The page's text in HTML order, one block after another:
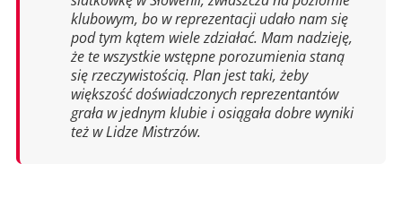
klubowym, bo w reprezentacji udało nam się
pod tym kątem wiele zdziałać. Mam nadzieję,
że te wszystkie wstępne porozumienia staną
się rzeczywistością. Plan jest taki, żeby
większość doświadczonych reprezentantów
grała w jednym klubie i osiągała dobre wyniki
też w Lidze Mistrzów.